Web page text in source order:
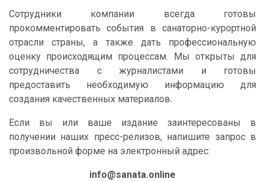
Сотрудники компании всегда готовы
прокомментировать события в санаторно-курортной
отрасли страны, а также дать профессиональную
оценку происходящим процессам. Мы открыты для
сотрудничества с журналистами и готовы
предоставить необходимую информацию для
создания качественных материалов.
Если вы или ваше издание заинтересованы в
получении наших пресс-релизов, напишите запрос в
произвольной форме на электронный адрес:
info@sanata.online